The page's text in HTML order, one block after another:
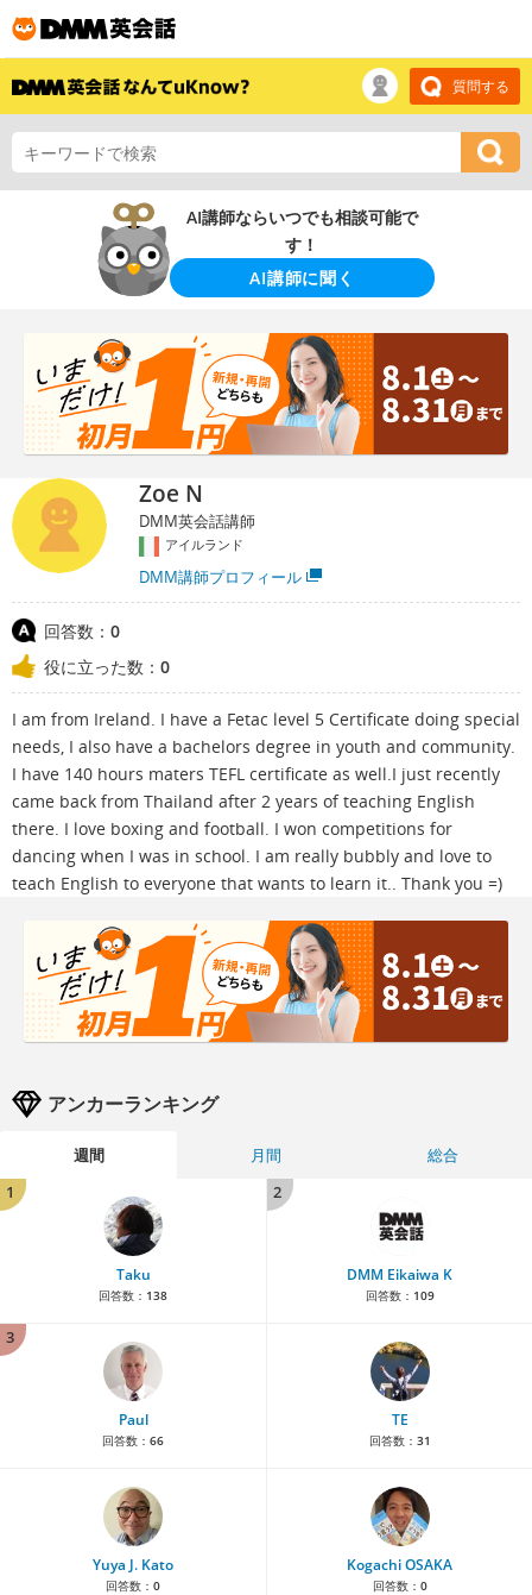
質問する
AI講師ならいつでも相談可能で
す！
AI講師に聞く
Zoe N
DMM英会話講師
アイルランド
DMM講師プロフィール
回答数： 0
役に立った数： 0
I am from Ireland. I have a Fetac level 5 Certificate doing special
needs, I also have a bachelors degree in youth and community.
I have 140 hours maters TEFL certificate as well.I just recently
came back from Thailand after 2 years of teaching English
there. I love boxing and football. I won competitions for
dancing when I was in school. I am really bubbly and love to
teach English to everyone that wants to learn it.. Thank you =)
アンカーランキング
週間 月間
総合
1
Taku
回答数： 138
2
DMM Eikaiwa K
回答数： 109
3
Paul
回答数： 66
TE
回答数： 31
Yuya J. Kato
回答数： 0
Kogachi OSAKA
回答数： 0